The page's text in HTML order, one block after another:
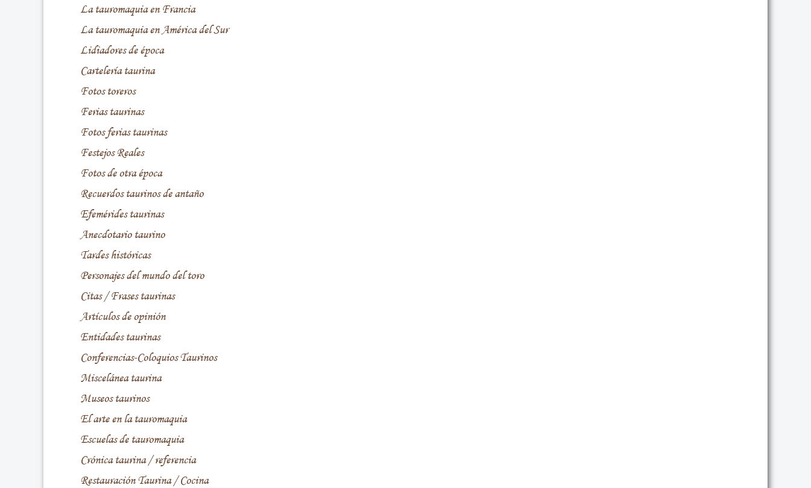
La tauromaquia en Francia
La tauromaquia en América del Sur
Lidiadores de época
Cartelería taurina
Fotos toreros
Ferias taurinas
Fotos ferias taurinas
Festejos Reales
Fotos de otra época
Recuerdos taurinos de antaño
Efemérides taurinas
Anecdotario taurino
Tardes históricas
Personajes del mundo del toro
Citas / Frases taurinas
Artículos de opinión
Entidades taurinas
Conferencias-Coloquios Taurinos
Miscelánea taurina
Museos taurinos
El arte en la tauromaquia
Escuelas de tauromaquia
Crónica taurina / referencia
Restauración Taurina / Cocina